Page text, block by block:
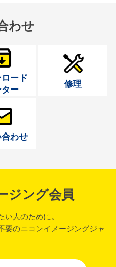
わせ
ード
ー
修理
わせ
ジング会員
人のために。
要のニコンイメージングジャ